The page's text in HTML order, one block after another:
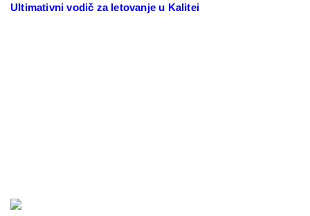
Ultimativni vodič za letovanje u Kalitei